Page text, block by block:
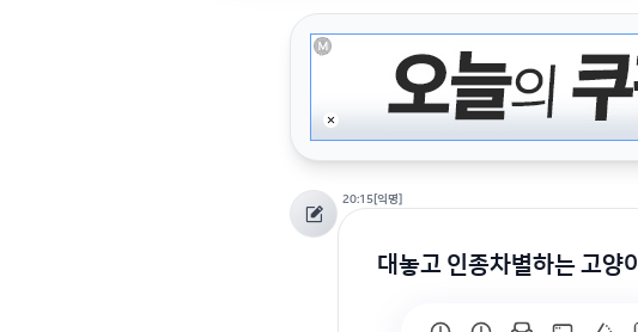
20:15[익명]
대놓고 인종차별하는 고양